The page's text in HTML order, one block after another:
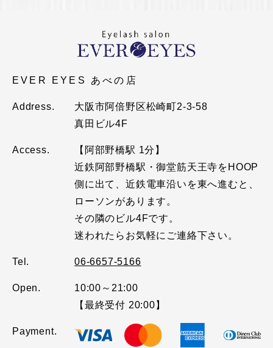
EVER EYES あべの店
Address.
大阪市阿倍野区松崎町2-3-58
真田ビル4F
Access.
【阿部野橋駅 1分】
近鉄阿部野橋駅・御堂筋天王寺をHOOP
側に出て、近鉄電車沿いを東へ進むと、
ローソンがあります。
その隣のビル4Fです。
迷われたらお気軽にご連絡下さい。
Tel. 06-6657-5166
Open.
10:00～21:00
【最終受付 20:00】
Payment.